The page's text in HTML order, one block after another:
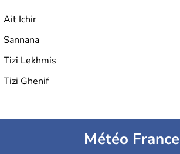
Ait Ichir
Sannana
Tizi Lekhmis
Tizi Ghenif
Météo France